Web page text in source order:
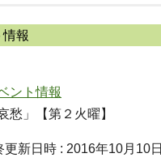
報
ント情報
愁」【第２火曜】
更新日時 : 2016年10月10日